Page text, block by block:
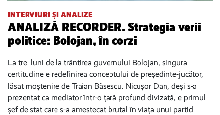
INTERVIURI ȘI ANALIZE
ANALIZĂ RECORDER. Strategia verii
politice: Bolojan, în corzi
La trei luni de la trântirea guvernului Bolojan, singura
certitudine e redefinirea conceptului de președinte-jucător,
lăsat moștenire de Traian Băsescu. Nicușor Dan, deși s-a
prezentat ca mediator într-o țară profund divizată, e primul
șef de stat care s-a amestecat brutal în viața unui partid